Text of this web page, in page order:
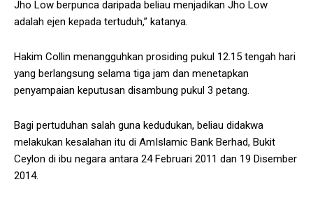
Jho Low berpunca daripada beliau menjadikan Jho Low
adalah ejen kepada tertuduh,” katanya.
Hakim Collin menangguhkan prosiding pukul 12.15 tengah hari
yang berlangsung selama tiga jam dan menetapkan
penyampaian keputusan disambung pukul 3 petang.
Bagi pertuduhan salah guna kedudukan, beliau didakwa
melakukan kesalahan itu di AmIslamic Bank Berhad, Bukit
Ceylon di ibu negara antara 24 Februari 2011 dan 19 Disember
2014.